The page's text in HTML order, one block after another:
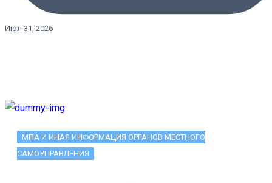
Июл 31, 2026
МПА И ИНАЯ ИНФОРМАЦИЯ ОРГАНОВ МЕСТНОГО
САМОУПРАВЛЕНИЯ